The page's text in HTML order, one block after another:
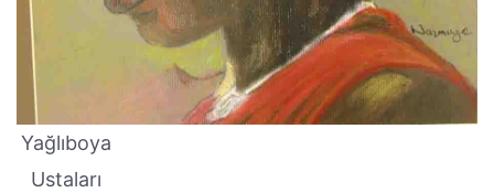
Yağlıboya
Ustaları